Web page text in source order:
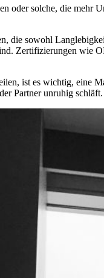
oder solche, die mehr
die sowohl
Zertifizierungen wie
ist es wichtig, eine
Partner unruhig schläft.